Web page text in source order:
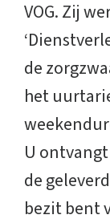
VOG. Zij
de
het
U
de
bezit bent